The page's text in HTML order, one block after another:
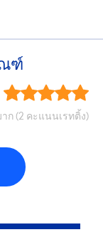
ฑ์
ก (2 คะแนนเรทติ้ง)